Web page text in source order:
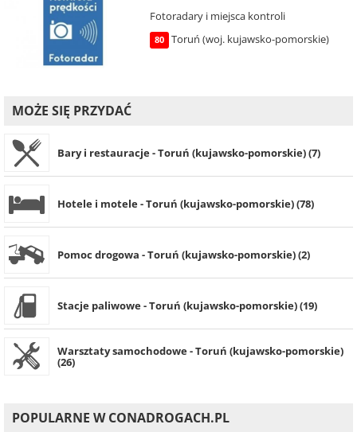
Fotoradary i miejsca kontroli
80 Toruń (woj. kujawsko-pomorskie)
MOŻE SIĘ PRZYDAĆ
Bary i restauracje - Toruń (kujawsko-pomorskie) (7)
Hotele i motele - Toruń (kujawsko-pomorskie) (78)
Pomoc drogowa - Toruń (kujawsko-pomorskie) (2)
Stacje paliwowe - Toruń (kujawsko-pomorskie) (19)
Warsztaty samochodowe - Toruń (kujawsko-pomorskie)
(26)
POPULARNE W CONADROGACH.PL